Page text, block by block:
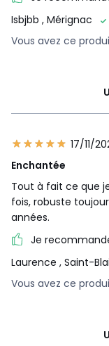
Isbjbb , Mérignac
Vous avez ce
17/11/
Enchantée
Tout à fait ce que
fois, robuste
années.
Je
Laurence , Saint-
Vous avez ce